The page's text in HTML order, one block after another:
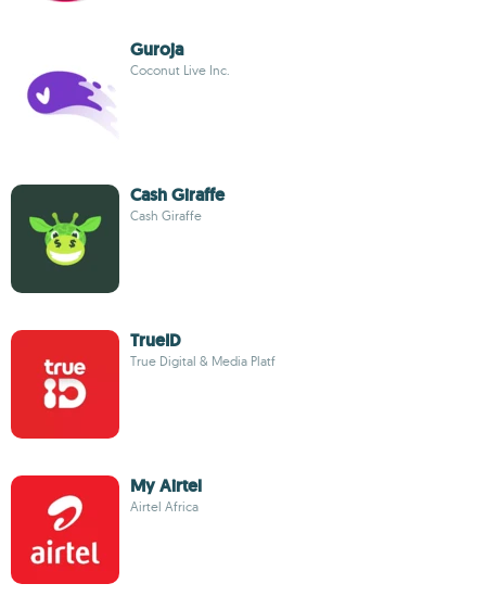
Guroja
Coconut Live Inc.
Cash Giraffe
Cash Giraffe
TrueID
True Digital & Media Platf
My Airtel
Airtel Africa